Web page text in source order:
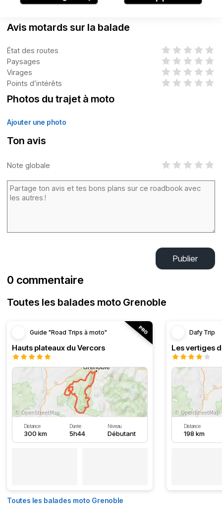
Avis motards sur la balade
État des routes
Paysages
Virages
Points d’intérêts
Photos du trajet à moto
Ajouter une photo
Ton avis
Note globale
Publier
0 commentaire
Toutes les balades moto Grenoble
Guide "Road Trips à moto"
Hauts plateaux du Vercors
Distance
300 km
Durée
5h44
Niveau
Débutant
Dafy Trip
Les vertiges
Distance
198 km
Toutes les balades moto Grenoble